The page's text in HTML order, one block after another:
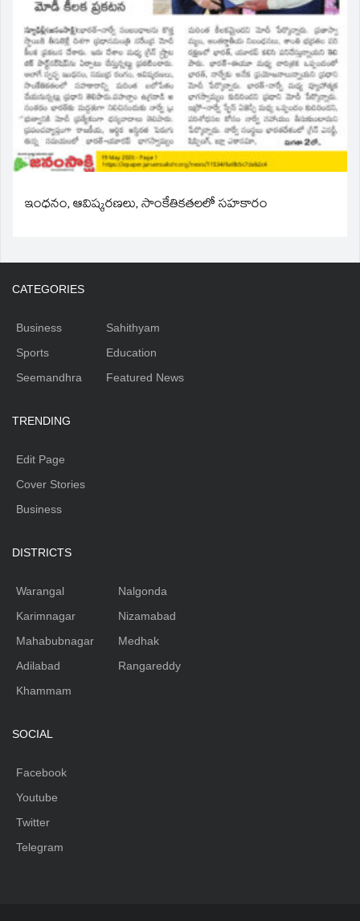
ఇంధనం, ఆవిష్కరణలు, సాంకేతికతలలో సహకారం
CATEGORIES
Business
Sports
Seemandhra
Sahithyam
Education
Featured News
TRENDING
Edit Page
Cover Stories
Business
DISTRICTS
Warangal
Karimnagar
Mahabubnagar
Adilabad
Khammam
Nalgonda
Nizamabad
Medhak
Rangareddy
SOCIAL
Facebook
Youtube
Twitter
Telegram